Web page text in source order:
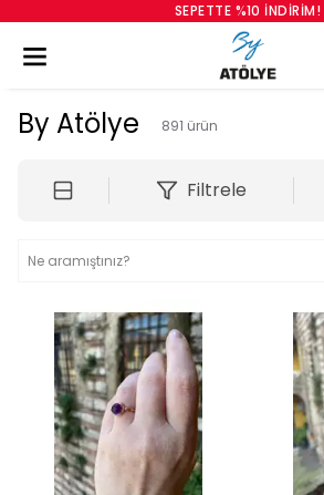
SEPETTE %10 İNDIRIM!
By Atölye 891 ürün
Filtrele